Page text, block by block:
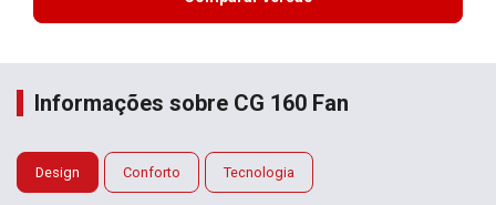
Informações sobre CG 160 Fan
Design Conforto Tecnologia